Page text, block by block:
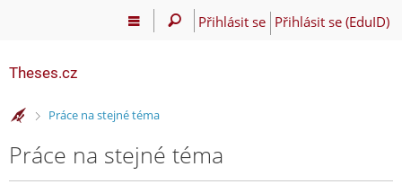
Přihlásit se Přihlásit se (EduID)
Theses.cz
>Práce na stejné téma
Práce na stejné téma